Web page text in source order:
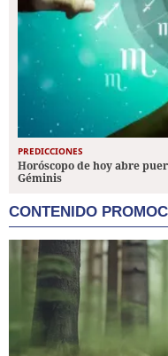
PREDICCIONES
Horóscopo de hoy abre
Géminis
CONTENIDO